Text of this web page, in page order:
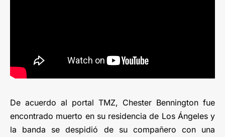
De acuerdo al portal TMZ, Chester Bennington fue
encontrado muerto en su residencia de Los Ángeles y
la banda se despidió de su compañero con una